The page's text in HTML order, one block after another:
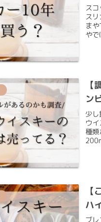
ス
ス
ま
や
ン
少
ウ
種
ハ